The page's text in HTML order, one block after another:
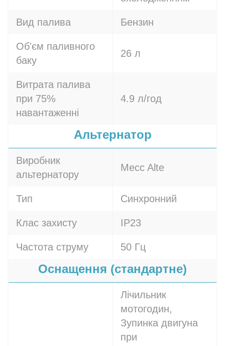
Вид палива Бензин
Об'єм паливного
баку
26 л
Витрата палива
при 75%
навантаженні
4.9 л/год
Альтернатор
Виробник
альтернатору
Mecc Alte
Тип Синхронний
Клас захисту IP23
Частота струму 50 Гц
Оснащення (стандартне)
Лічильник
мотогодин,
Зупинка двигуна
при